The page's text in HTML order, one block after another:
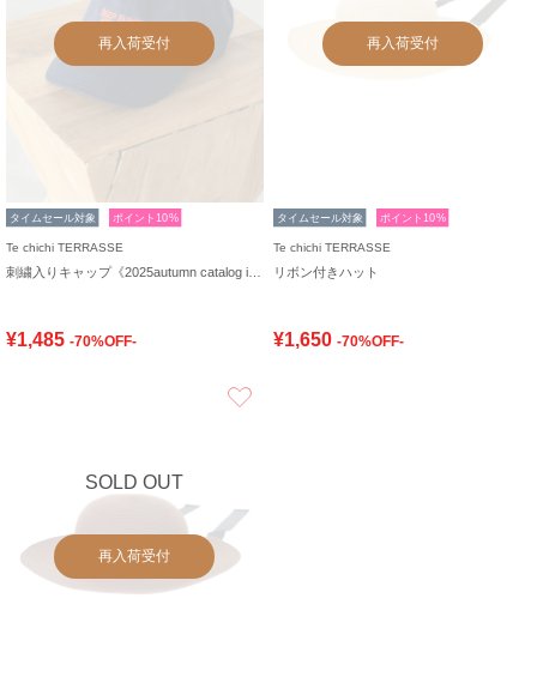
再入荷受付
タイムセール対象 ポイント10%
Te chichi TERRASSE
¥1,485 -70%OFF-
再入荷受付
タイムセール対象 ポイント10%
Te chichi TERRASSE
リボン付きハット
¥1,650 -70%OFF-
SOLD OUT
再入荷受付